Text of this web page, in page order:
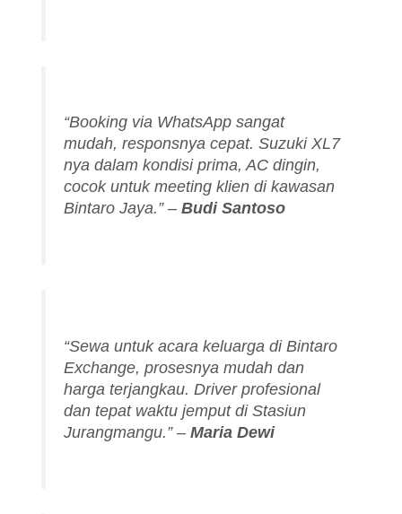
“Booking via WhatsApp sangat
mudah, responsnya cepat. Suzuki XL7
nya dalam kondisi prima, AC dingin,
cocok untuk meeting klien di kawasan
Bintaro Jaya.”–Budi Santoso
“Sewa untuk acara keluarga di Bintaro
Exchange, prosesnya mudah dan
harga terjangkau. Driver profesional
dan tepat waktu jemput di Stasiun
Jurangmangu.”–Maria Dewi